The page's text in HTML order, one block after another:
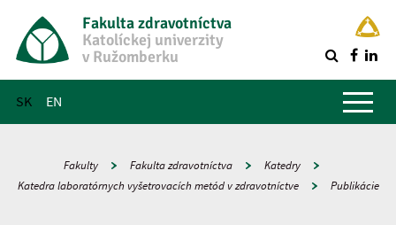
Fakulta zdravotníctva
Katolíckej univerzity
v Ružomberku
SK EN
Hlavné menu
Fakulty Fakulta zdravotníctva
Katedry
Katedra laboratórnych vyšetrovacích metód v zdravotníctve
Publikácie